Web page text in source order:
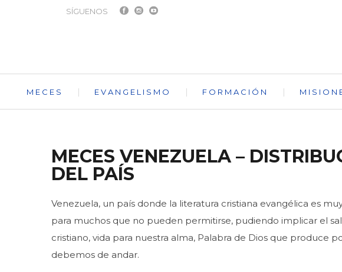
SÍGUENOS
MECES EVANGELISMO FORMACIÓN
MECES VENEZUELA –
DEL PAÍS
Venezuela, un país donde la literatura cristiana evangélica es
para muchos que no pueden permitirse, pudiendo implicar el
cristiano, vida para nuestra alma, Palabra de Dios que produce
debemos de andar.